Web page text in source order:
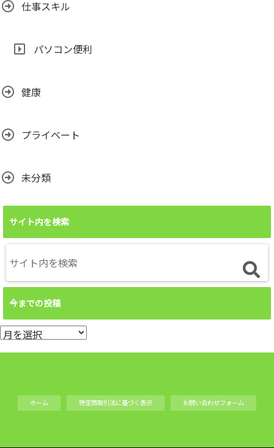
仕事スキル
パソコン便利
健康
プライベート
未分類
サイト内を検索
今までの投稿
今
ホーム 特定商取引法に基づく表示 お問い合わせフォーム